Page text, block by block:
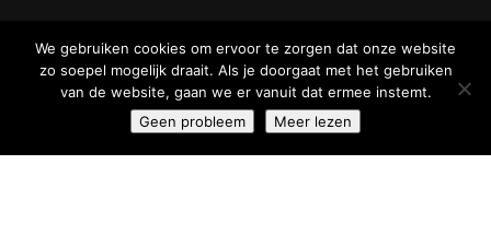
We gebruiken cookies om ervoor te zorgen dat onze website
zo soepel mogelijk draait. Als je doorgaat met het gebruiken
van de website, gaan we er vanuit dat ermee instemt.
Geen probleem
Meer lezen